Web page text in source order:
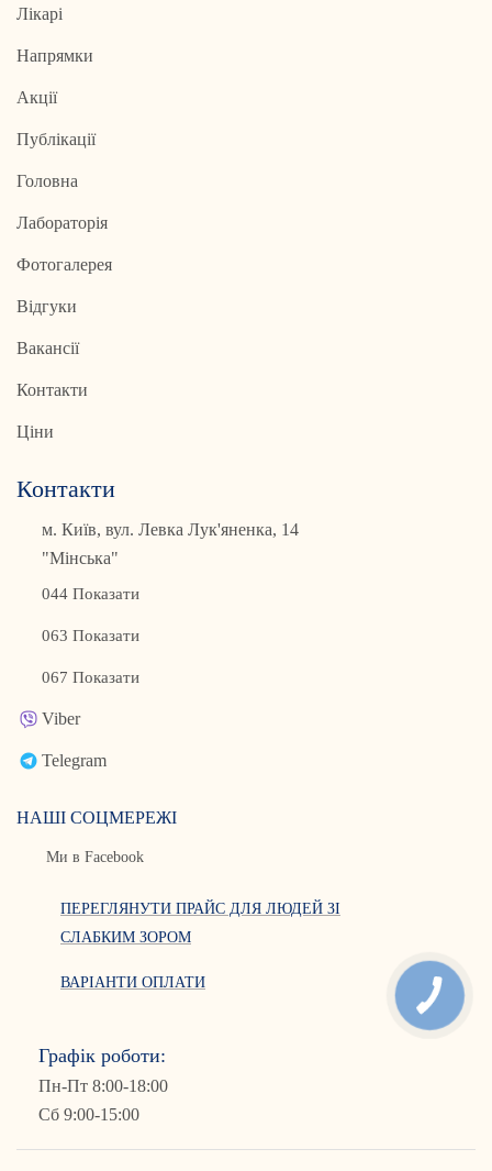
Графік роботи:
Пн-Пт 8:00-18:00
Сб 9:00-15:00
Лікарі
Напрямки
Акції
Публікації
Головна
Лабораторія
Фотогалерея
Відгуки
Вакансії
Контакти
Ціни
Контакти
м. Київ, вул. Левка Лук'яненка, 14
"Мінська"
044 Показати
063 Показати
067 Показати
Viber
Telegram
НАШІ СОЦМЕРЕЖІ
Ми в Facebook
ПЕРЕГЛЯНУТИ ПРАЙС ДЛЯ ЛЮДЕЙ ЗІ
СЛАБКИМ ЗОРОМ
ВАРІАНТИ ОПЛАТИ